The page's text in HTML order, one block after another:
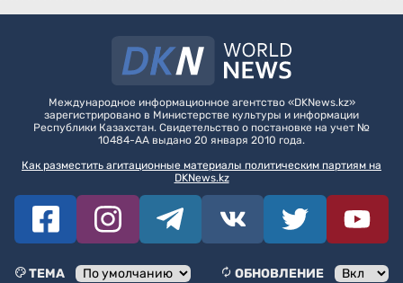
Международное информационное агентство «DKNews.kz»
зарегистрировано в Министерстве культуры и информации
Республики Казахстан. Свидетельство о постановке на учет №
10484-АА выдано 20 января 2010 года.
Как разместить агитационные материалы политическим партиям на
DKNews.kz
ТЕМА ОБНОВЛЕНИЕ